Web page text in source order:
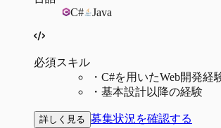
C#
Java
必須スキル
・ C#を用いたWeb開発経
・ 基本設計以降の経験
詳しく見る 募集状況を確認する